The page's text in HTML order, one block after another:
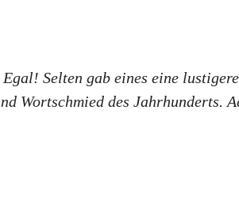
Selten gab eines eine
Wortschmied des Jahrhunderts.